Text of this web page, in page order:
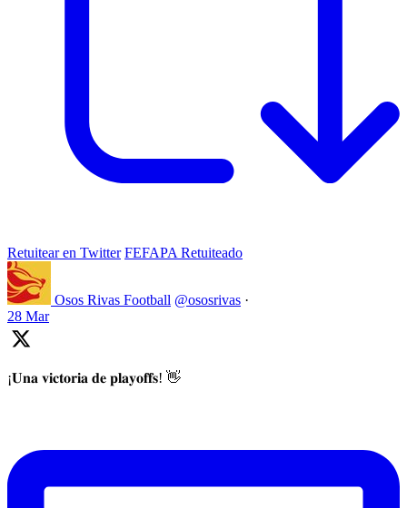
Retuitear en Twitter FEFAPA Retuiteado
Osos Rivas Football @ososrivas ·
28 Mar
¡𝐔𝐧𝐚 𝐯𝐢𝐜𝐭𝐨𝐫𝐢𝐚 𝐝𝐞 𝐩𝐥𝐚𝐲𝐨𝐟𝐟𝐬! 👋